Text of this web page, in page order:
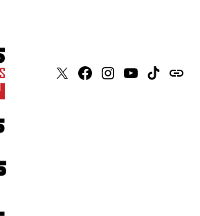
X Faceboook
Instagram
YoutubeTiktokissuu